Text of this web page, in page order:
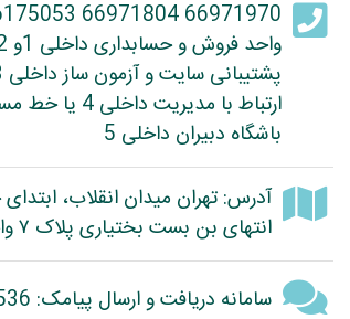
66971970 66971804 021-66175053
واحد فروش و حسابداری داخلی 1و 2
پشتیبانی سایت و آزمون ساز داخلی 3
ارتباط با مدیریت داخلی 4 یا خط مستقیم 66972478
باشگاه دبیران داخلی 5
آدرس: تهران میدان انقلاب،
انتهای بن بست بختیاری پلاک ۷ واحد ۳ طبقه سوم کد پستی: 1314614363
سامانه دریافت و ارسال پیامک: 30005364000536